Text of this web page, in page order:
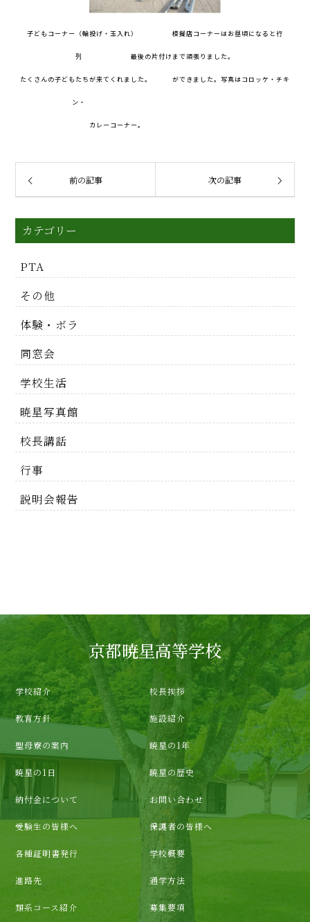
子どもコーナー（輪投げ・玉入れ） 模擬店コーナーはお昼頃になると行
列 最後の片付けまで頑張りました。
たくさんの子どもたちが来てくれました。 ができました。写真はコロッケ・チキ
ン・
カレーコーナー。
前の記事 次の記事
カテゴリー
PTA
その他
体験・ボラ
同窓会
学校生活
暁星写真館
校長講話
行事
説明会報告
京都暁星高等学校
学校紹介 校長挨拶
教育方針 施設紹介
聖母寮の案内 暁星の1年
暁星の1日 暁星の歴史
納付金について お問い合わせ
受験生の皆様へ 保護者の皆様へ
各種証明書発行 学校概要
進路先 通学方法
類系コース紹介 募集要項